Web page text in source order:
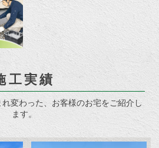
工実績
れ変わった、お客様のお宅をご紹介し
ます。